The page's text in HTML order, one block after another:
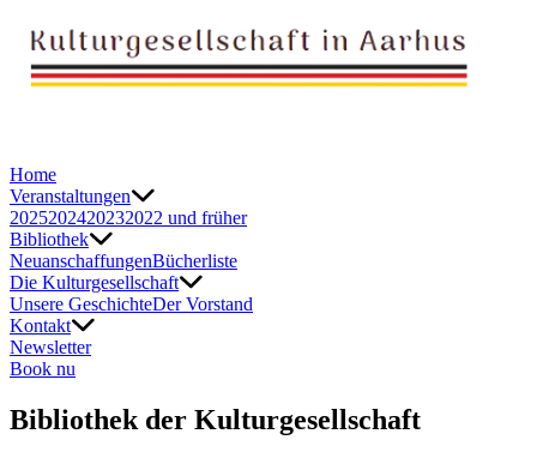
Home
Veranstaltungen
2025202420232022 und früher
Bibliothek
NeuanschaffungenBücherliste
Die Kulturgesellschaft
Unsere GeschichteDer Vorstand
Kontakt
Newsletter
Book nu
Bibliothek der Kulturgesellschaft